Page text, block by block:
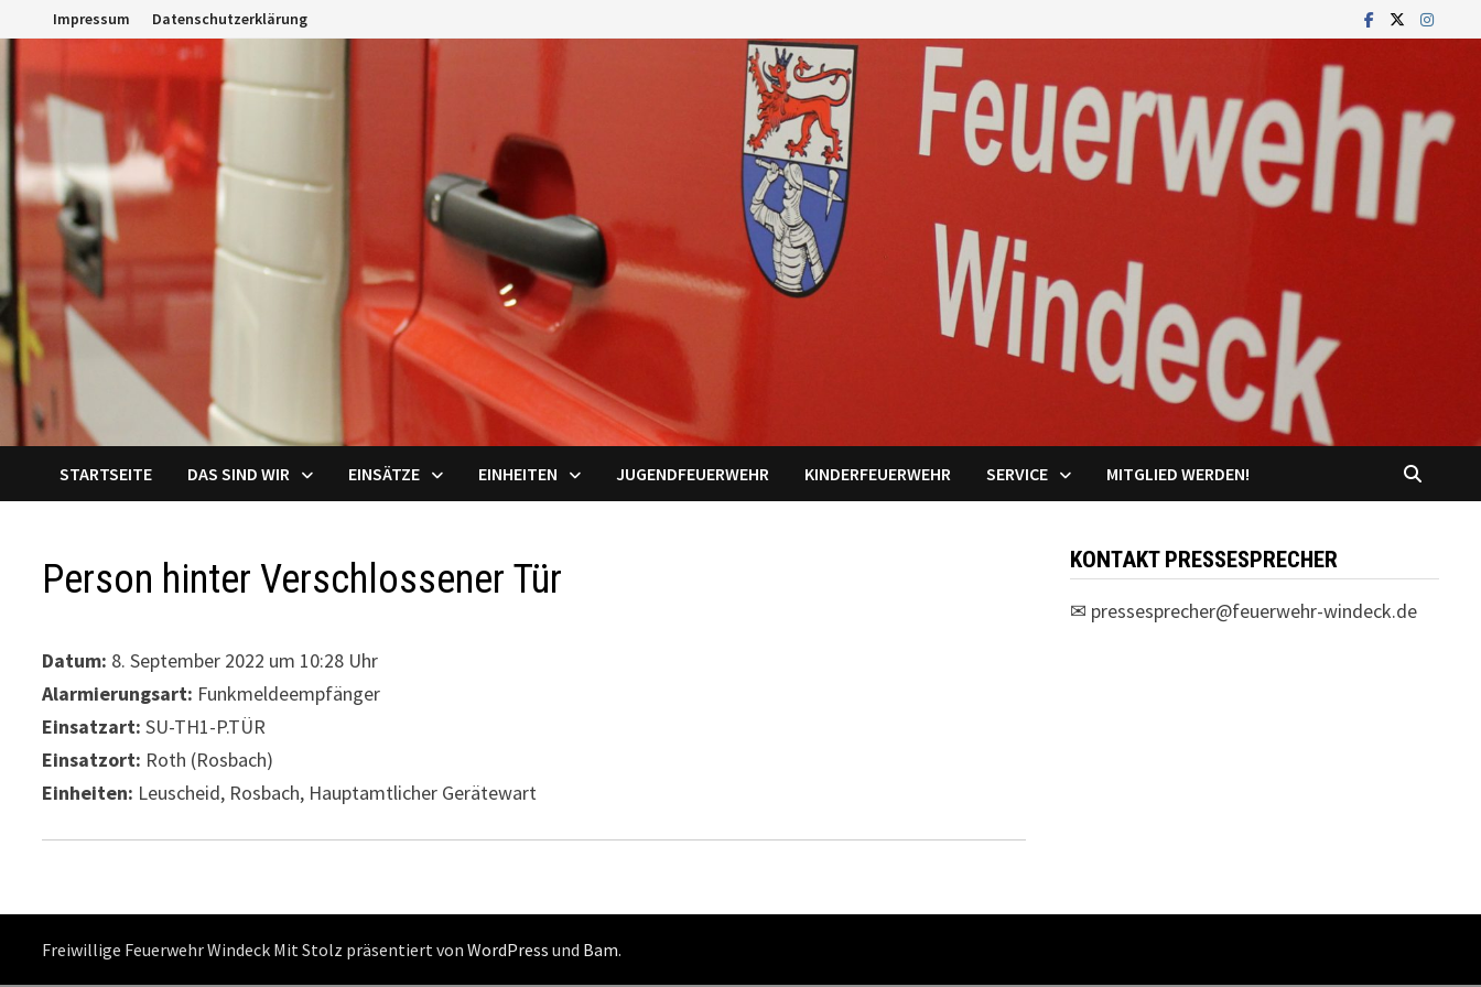
Inhalt
springen
Impressum Datenschutzerklärung
STARTSEITE DAS SIND WIR EINSÄTZE EINHEITEN JUGENDFEUERWEHR KINDERFEUERWEHR SERVICE MITGLIED WERDEN!
Person hinter Verschlossener Tür
Datum: 8. September 2022 um 10:28 Uhr
Alarmierungsart: Funkmeldeempfänger
Einsatzart: SU-TH1-P.TÜR
Einsatzort: Roth (Rosbach)
Einheiten: Leuscheid, Rosbach, Hauptamtlicher Gerätewart
KONTAKT PRESSESPRECHER
✉ pressesprecher@feuerwehr-windeck.de
Freiwillige Feuerwehr Windeck Mit Stolz präsentiert vonWordPress und Bam.